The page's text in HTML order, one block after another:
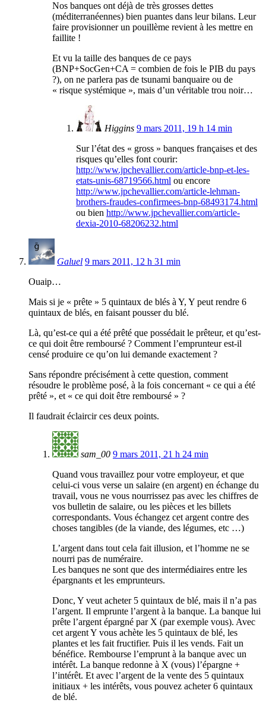
Nos banques ont déjà de très grosses dettes
(méditerranéennes) bien puantes dans leur bilans. Leur
faire provisionner un pouillème revient à les mettre en
faillite !
Et vu la taille des banques de ce pays
(BNP+SocGen+CA = combien de fois le PIB du pays
?), on ne parlera pas de tsunami banquaire ou de
« risque systémique », mais d’un véritable trou noir…
Higgins 9 mars 2011, 19 h 14 min
Sur l’état des « gross » banques françaises et des
risques qu’elles font courir:
http://www.jpchevallier.com/article-bnp-et-les-
etats-unis-68719566.html ou encore
http://www.jpchevallier.com/article-lehman-
brothers-fraudes-confirmees-bnp-68493174.html
ou bien http://www.jpchevallier.com/article-
dexia-2010-68206232.html
Galuel 9 mars 2011, 12 h 31 min
Ouaip…
Mais si je « prête » 5 quintaux de blés à Y, Y peut rendre 6
quintaux de blés, en faisant pousser du blé.
Là, qu’est-ce qui a été prêté que possédait le prêteur, et qu’est-
ce qui doit être remboursé ? Comment l’emprunteur est-il
censé produire ce qu’on lui demande exactement ?
Sans répondre précisément à cette question, comment
résoudre le problème posé, à la fois concernant « ce qui a été
prêté », et « ce qui doit être remboursé » ?
Il faudrait éclaircir ces deux points.
sam_00 9 mars 2011, 21 h 24 min
Quand vous travaillez pour votre employeur, et que
celui-ci vous verse un salaire (en argent) en échange du
travail, vous ne vous nourrissez pas avec les chiffres de
vos bulletin de salaire, ou les pièces et les billets
correspondants. Vous échangez cet argent contre des
choses tangibles (de la viande, des légumes, etc …)
L’argent dans tout cela fait illusion, et l’homme ne se
nourri pas de numéraire.
Les banques ne sont que des intermédiaires entre les
épargnants et les emprunteurs.
Donc, Y veut acheter 5 quintaux de blé, mais il n’a pas
l’argent. Il emprunte l’argent à la banque. La banque lui
prête l’argent épargné par X (par exemple vous). Avec
cet argent Y vous achète les 5 quintaux de blé, les
plantes et les fait fructifier. Puis il les vends. Fait un
bénéfice. Rembourse l’emprunt à la banque avec un
intérêt. La banque redonne à X (vous) l’épargne +
l’intérêt. Et avec l’argent de la vente des 5 quintaux
initiaux + les intérêts, vous pouvez acheter 6 quintaux
de blé.